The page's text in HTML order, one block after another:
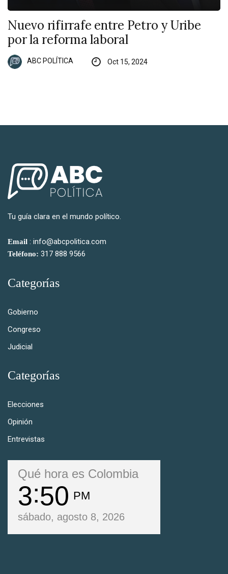
Nuevo rifirrafe entre Petro y Uribe
por la reforma laboral
ABC POLÍTICA Oct 15, 2024
Tu guía clara en el mundo político.
Email : info@abcpolitica.com
Teléfono: 317 888 9566
Categorías
Gobierno
Congreso
Judicial
Categorías
Elecciones
Opinión
Entrevistas
Qué hora es Colombia
3 50 PM
sábado, agosto 8, 2026